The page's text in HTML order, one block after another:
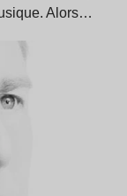
Alors…